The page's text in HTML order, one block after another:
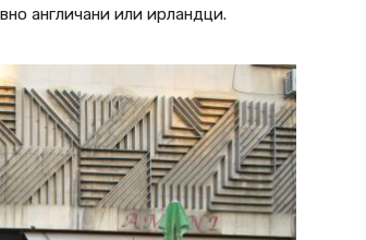
англичани или ирландци.